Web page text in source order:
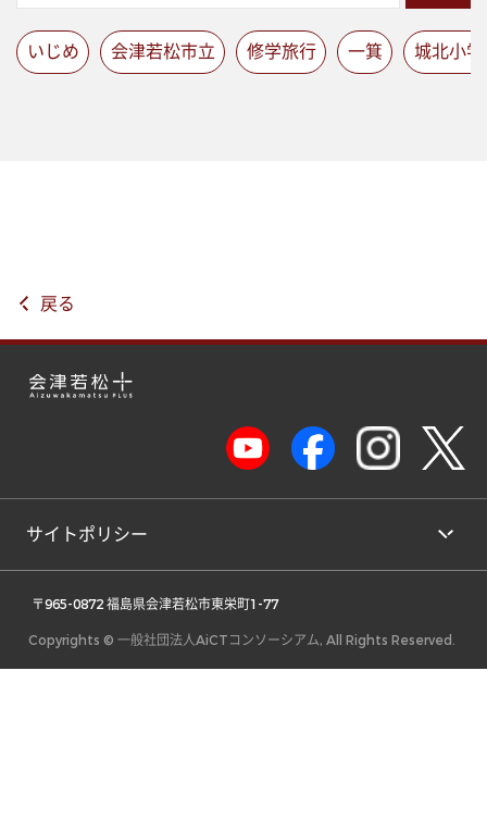
いじめ 会津若松市立 修学旅行 一箕 城北小
戻る
サイトポリシー
〒965-0872 福島県会津若松市東栄町1-77
Copyrights © 一般社団法人AiCTコンソーシアム, All Rights Reserved.